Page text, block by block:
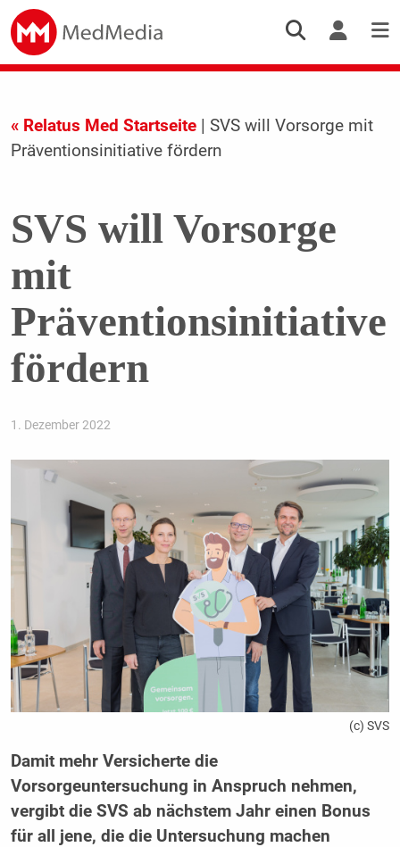
« Relatus Med Startseite| SVS will Vorsorge mit
Präventionsinitiative fördern
SVS will Vorsorge
mit
Präventionsinitiative
fördern
1. Dezember 2022
(c) SVS
Damit mehr Versicherte die
Vorsorgeuntersuchung in Anspruch nehmen,
vergibt die SVS ab nächstem Jahr einen Bonus
für all jene, die die Untersuchung machen